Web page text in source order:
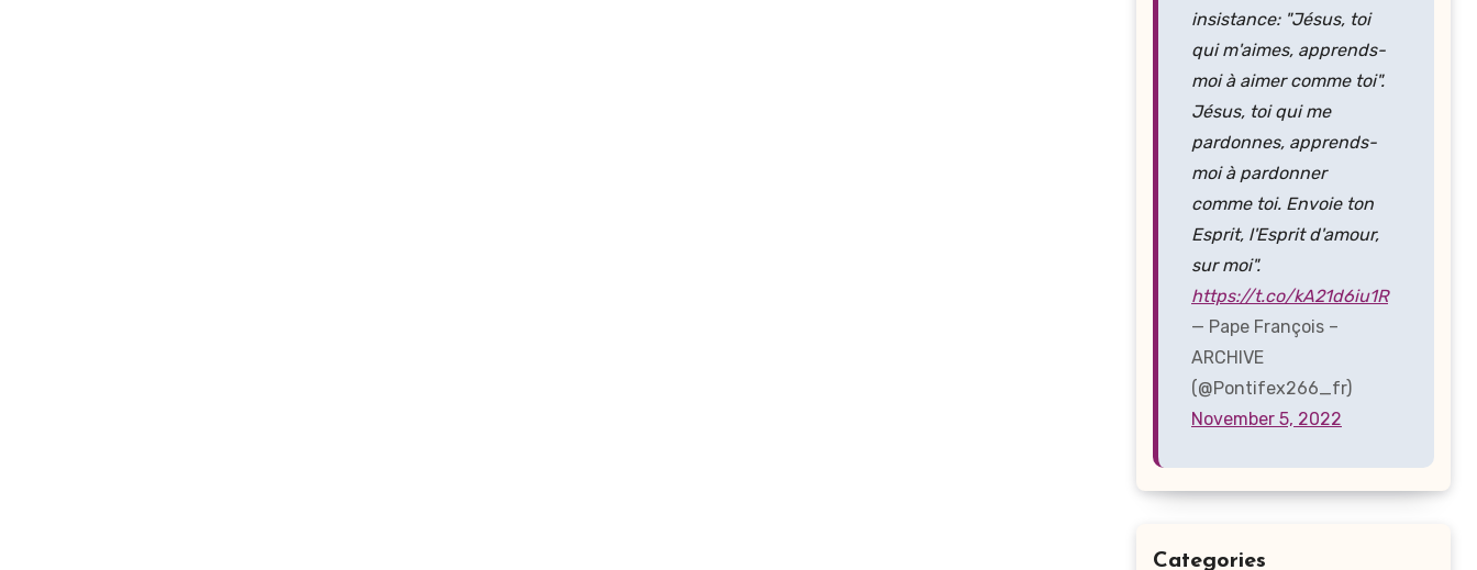
insistance: "Jésus, toi
qui m'aimes, apprends-
moi à aimer comme toi".
Jésus, toi qui me
pardonnes, apprends-
moi à pardonner
comme toi. Envoie ton
Esprit, l'Esprit d'amour,
sur moi".
https://t.co/kA21d6iu1R
— Pape François –
ARCHIVE
(@Pontifex266_fr)
November 5, 2022
Categories